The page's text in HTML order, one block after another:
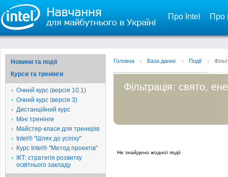
Про Intel Про
Новини та події
Курси та тренінги
Очний курс (версія 10.1)
Очний курс (версія 3)
Дистанційний курс
Міні тренінги
Майстер-класи для тренерів
Intel® "Шлях до успіху"
Курс Intel® "Метод проектів"
ІКТ: стратегія розвитку
освітнього закладу
Головна База даних Події
Фільтрація: свято,
Не знайдено жодної події